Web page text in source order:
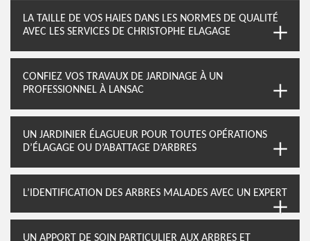
LA TAILLE DE VOS HAIES DANS LES NORMES DE QUALITÉ
AVEC LES SERVICES DE CHRISTOPHE ELAGAGE
CONFIEZ VOS TRAVAUX DE JARDINAGE À UN
PROFESSIONNEL À LANSAC
UN JARDINIER ÉLAGUEUR POUR TOUTES OPÉRATIONS
D’ÉLAGAGE OU D’ABATTAGE D’ARBRES
L’IDENTIFICATION DES ARBRES MALADES AVEC UN EXPERT
UN APPORT DE SOIN PARTICULIER AUX ARBRES ET